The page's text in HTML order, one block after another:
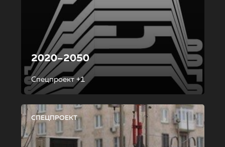
2020–2050
Спецпроект +1
СПЕЦПРОЕКТ